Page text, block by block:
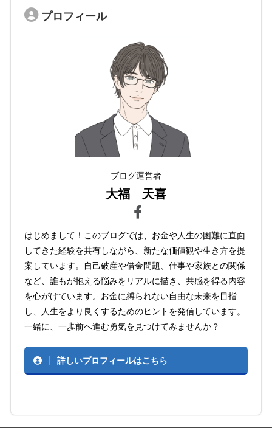
プロフィール
ブログ運営者
大福 天喜
はじめまして！このブログでは、お金や人生の困難に直面
してきた経験を共有しながら、新たな価値観や生き方を提
案しています。自己破産や借金問題、仕事や家族との関係
など、誰もが抱える悩みをリアルに描き、共感を得る内容
を心がけています。お金に縛られない自由な未来を目指
し、人生をより良くするためのヒントを発信しています。
一緒に、一歩前へ進む勇気を見つけてみませんか？
詳しいプロフィールはこちら